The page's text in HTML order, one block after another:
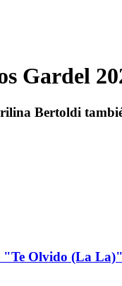
Gardel
Bertoldi
"Te Olvido (La La)"